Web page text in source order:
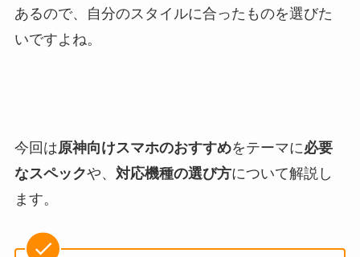
あるので、自分のスタイルに合ったものを選びた
いですよね。
今回は原神向けスマホのおすすめをテーマに必要
なスペックや、 対応機種の選び方について解説し
ます。